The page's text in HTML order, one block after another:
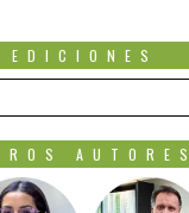
EDICIONES
AUTORES